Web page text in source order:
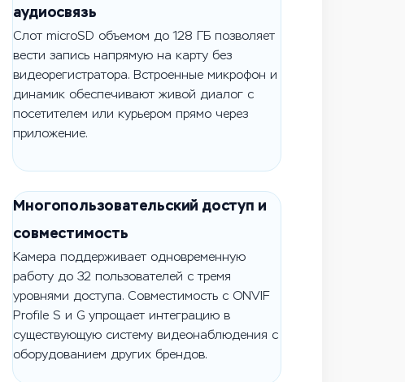
аудиосвязь
Слот microSD объемом до 128 ГБ позволяет
вести запись напрямую на карту без
видеорегистратора. Встроенные микрофон и
динамик обеспечивают живой диалог с
посетителем или курьером прямо через
приложение.
Многопользовательский доступ и
совместимость
Камера поддерживает одновременную
работу до 32 пользователей с тремя
уровнями доступа. Совместимость с ONVIF
Profile S и G упрощает интеграцию в
существующую систему видеонаблюдения с
оборудованием других брендов.